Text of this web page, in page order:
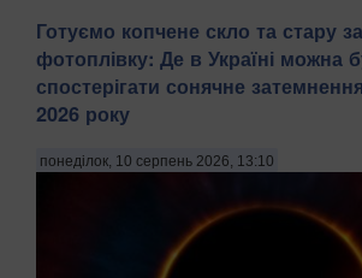
Готуємо копчене скло та стару
фотоплівку: Де в Україні можна
спостерігати сонячне
2026 року
понеділок, 10 серпень 2026, 13:10